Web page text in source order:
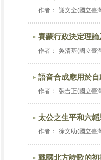
作者： 謝文全(國立臺
賽蒙行政決定理
作者： 吳清基(國立臺
語音合成應用於
作者： 張吉正(國立臺
太公之生平和六
作者： 徐文助(國立臺
戰國北方詩歌的初